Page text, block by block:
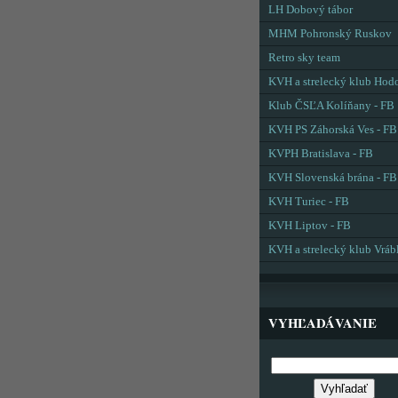
LH Dobový tábor
MHM Pohronský Ruskov
Retro sky team
KVH a strelecký klub
Klub ČSĽA Kolíňany - FB
KVH PS Záhorská Ves - FB
KVPH Bratislava - FB
KVH Slovenská brána - FB
KVH Turiec - FB
KVH Liptov - FB
KVH a strelecký klub
VYHĽADÁVANIE